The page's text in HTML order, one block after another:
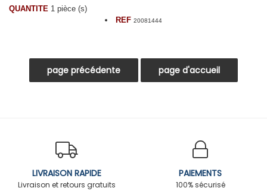
QUANTITE 1 pièce (s)
REF 20081444
LIVRAISON RAPIDE
Livraison et retours gratuits
PAIEMENTS
100% sécurisé